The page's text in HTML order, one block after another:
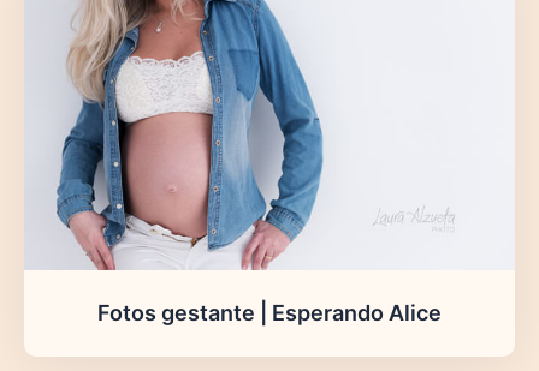
Fotos gestante | Esperando Alice